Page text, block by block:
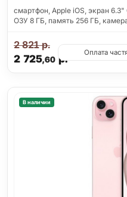
смартфон, Apple iOS, экран 6.3"
ОЗУ 8 ГБ, память 256 ГБ,
2 725,60 р.
2 821р.
Оплата
В наличии